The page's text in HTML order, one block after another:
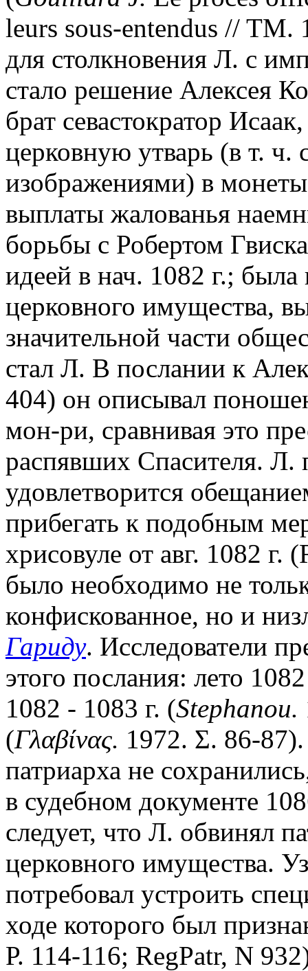
leurs sous-entendus //
для столкновения Л. с
стало решение Алексея
брат севастократор
церковную утварь (в т.
изображениями) в
выплаты жалованья
борьбы с Робертом
идеей в нач. 1082 г.; была
церковного имущества,
значительной части
стал Л. В послании к
404) он описывал
мон-ри, сравнивая это
распявших Спасителя. Л.
удовлетворится
прибегать к подобным
хрисовуле от авг. 1082
было необходимо не
конфискованное, но и
Гариду. Исследователи
этого послания: лето
1082 - 1083 г. (Stephanou.
(Γλαβίνας. 1972. Σ. 86-
патриарха не
в судебном документе
следует, что Л. обвинял
церковного имущества.
потребовал устроить
ходе которого был
Р. 114-116; RegPatr, N